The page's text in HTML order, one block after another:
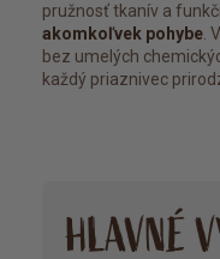
pružnosť tkanív a
akomkoľvek pohybe .
bez umelých
každý priaznivec
HLAVNÉ